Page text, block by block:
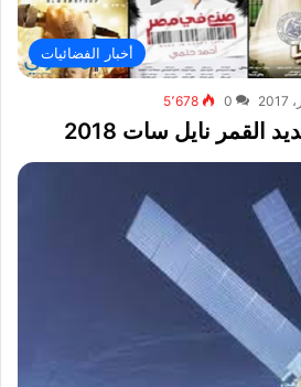
أخبار الفضائيات
0 5٬678